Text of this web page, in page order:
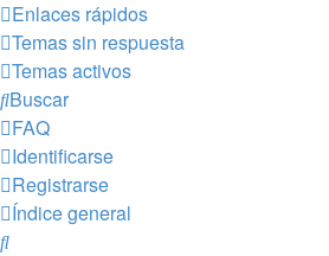
Enlaces rápidos
Temas sin respuesta
Temas activos
Buscar
FAQ
Identificarse
Registrarse
Índice general
Buscar